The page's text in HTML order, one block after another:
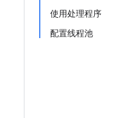
使用处理程序
配置线程池